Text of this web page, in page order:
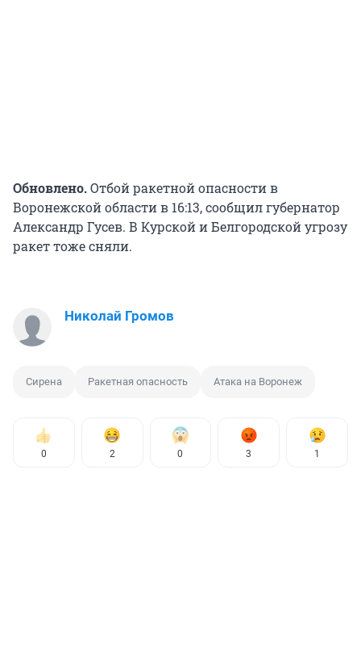
Обновлено.Отбой ракетной опасности в
Воронежской области в 16:13, сообщил губернатор
Александр Гусев. В Курской и Белгородской угрозу
ракет тоже сняли.
Николай Громов
Сирена Ракетная опасность Атака на Воронеж
0 2 0 3 1